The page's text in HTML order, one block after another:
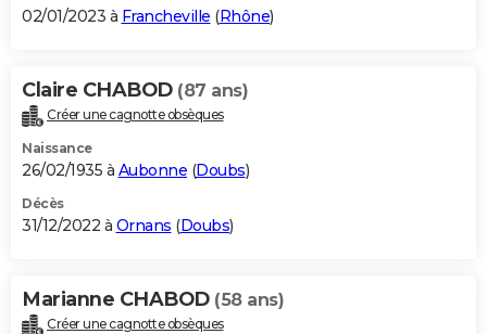
02/01/2023 à Francheville (Rhône)
Claire CHABOD (87 ans)
Créer une cagnotte obsèques
Naissance
26/02/1935 à Aubonne (Doubs)
Décès
31/12/2022 à Ornans (Doubs)
Marianne CHABOD (58 ans)
Créer une cagnotte obsèques